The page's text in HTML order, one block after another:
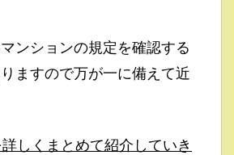
ンションの規定を確認する
ますので万が一に備えて近
しくまとめて紹介していき